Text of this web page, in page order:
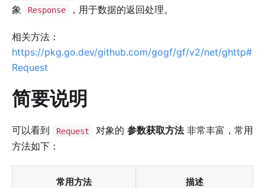
象
Response ，用于数据的返回处理。
相关方法：
https://pkg.go.dev/github.com/gogf/gf/v2/net/ghttp#
Request
简要说明
可以看到 Request 对象的 参数获取方法非常丰富，常用
方法如下：
常用方法 描述